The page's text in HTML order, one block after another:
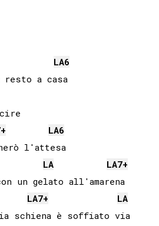
LA6
resto a casa
LA6
l'attesa
LA LA7+
un gelato all'amarena
LA7+
LA
schiena è soffiato via